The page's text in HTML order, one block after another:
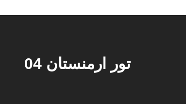
تور ارمنستان 04